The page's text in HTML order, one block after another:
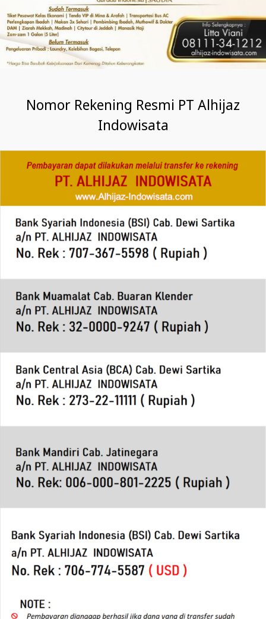
Nomor Rekening Resmi PT Alhijaz
Indowisata